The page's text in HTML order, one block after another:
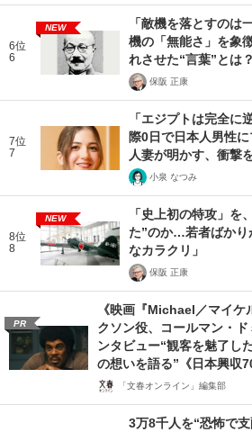
6位
6
NEW
「敵機を落とすの
機の「無能さ」を象
れさせた“言葉”とは？
保阪 正康
7位
7
「エジプトは完全に
際0日で日本人男性
人妻が明かす、衝撃
小泉 なつみ
8位
8
NEW
「史上初の特攻」を
た”のか…若者ばかり
なカラクリ」
保阪 正康
PR
《映画『Michael／マイ
クソン役、コールマン・
ンタビュー“観客を魅了し
の想いを語る”《日本興収
「文春オンライン」編集部
3万8千人を“恐怖で